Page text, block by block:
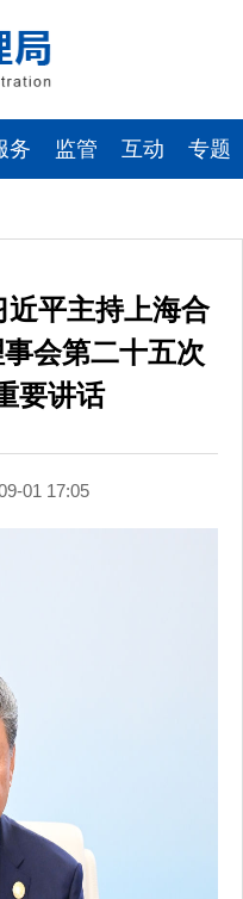
务 监管 互动 专题
平主持上海合
会第二十五次
要讲话
01 17:05